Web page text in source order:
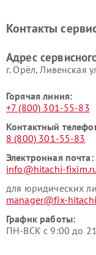
данных HITACHI
HITACHI
Контакты
Адрес
г. Орёл, Ливенская
Горячая линия:
+7 (800) 301-55-83
Контактный
8 (800) 301-55-83
Электронная почта:
info@hitachi-
для юридических
manager@fix-
График работы:
ПН-ВСК с 9:00 до